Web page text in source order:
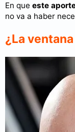
En que este
no va a haber
¿La